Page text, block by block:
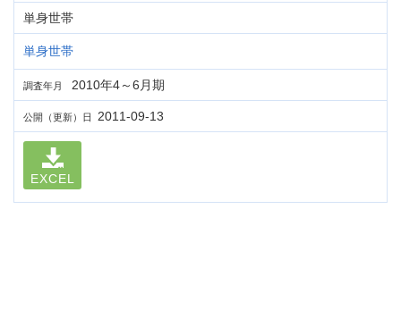
単身世帯
単身世帯
調査年月 2010年4～6月期
公開（更新）日 2011-09-13
EXCEL